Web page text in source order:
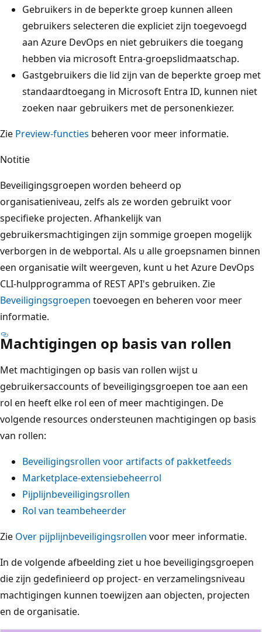
Gebruikers in de beperkte groep kunnen alleen
gebruikers selecteren die expliciet zijn toegevoegd
aan Azure DevOps en niet gebruikers die toegang
hebben via microsoft Entra-groepslidmaatschap.
Gastgebruikers die lid zijn van de beperkte groep met
standaardtoegang in Microsoft Entra ID, kunnen niet
zoeken naar gebruikers met de personenkiezer.
Zie Preview-functies beheren voor meer informatie.
Notitie
Beveiligingsgroepen worden beheerd op
organisatieniveau, zelfs als ze worden gebruikt voor
specifieke projecten. Afhankelijk van
gebruikersmachtigingen zijn sommige groepen mogelijk
verborgen in de webportal. Als u alle groepsnamen binnen
een organisatie wilt weergeven, kunt u het Azure DevOps
CLI-hulpprogramma of REST API's gebruiken. Zie
Beveiligingsgroepen toevoegen en beheren voor meer
informatie.
Machtigingen op basis van rollen
Met machtigingen op basis van rollen wijst u
gebruikersaccounts of beveiligingsgroepen toe aan een
rol en heeft elke rol een of meer machtigingen. De
volgende resources ondersteunen machtigingen op basis
van rollen:
Beveiligingsrollen voor artifacts of pakketfeeds
Marketplace-extensiebeheerrol
Pijplijnbeveiligingsrollen
Rol van teambeheerder
Zie Over pijplijnbeveiligingsrollen voor meer informatie.
In de volgende afbeelding ziet u hoe beveiligingsgroepen
die zijn gedefinieerd op project- en verzamelingsniveau
machtigingen kunnen toewijzen aan objecten, projecten
en de organisatie.